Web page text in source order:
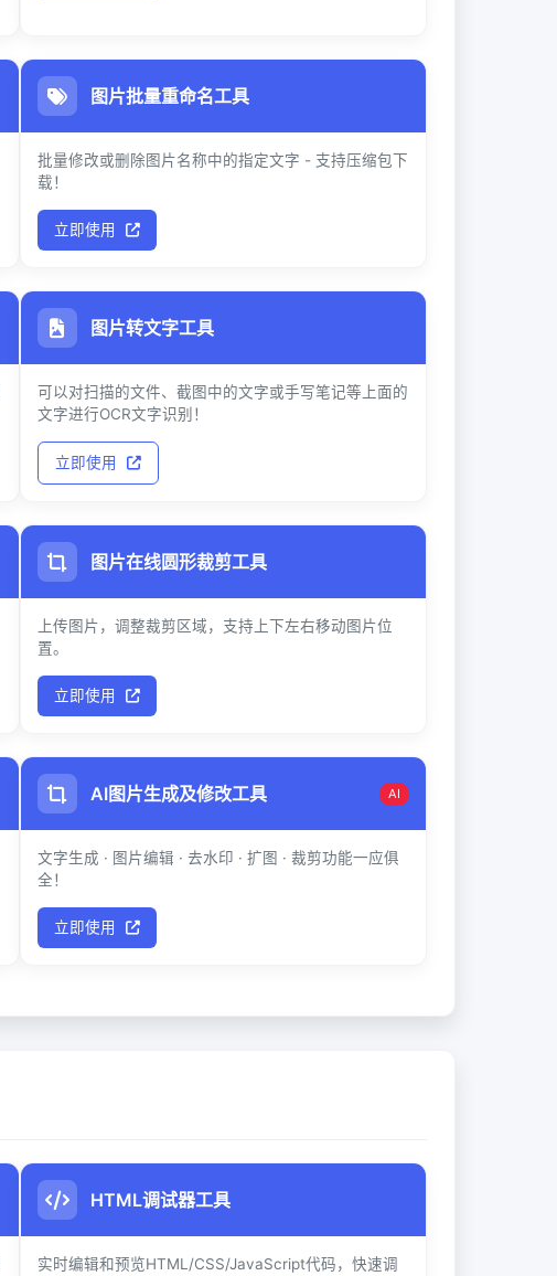
图片批量重命名工具
批量修改或删除图片名称中的指定文字 - 支持压缩包下
载！
立即使用
图片转文字工具
可以对扫描的文件、截图中的文字或手写笔记等上面的
文字进行OCR文字识别！
立即使用
图片在线圆形裁剪工具
上传图片，调整裁剪区域，支持上下左右移动图片位
置。
立即使用
AI图片生成及修改工具 AI
文字生成 · 图片编辑 · 去水印 · 扩图 · 裁剪功能一应俱
全！
立即使用
HTML调试器工具
实时编辑和预览HTML/CSS/JavaScript代码，快速调